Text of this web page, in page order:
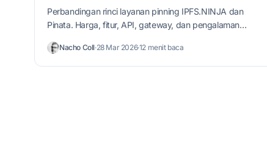
Perbandingan rinci layanan pinning IPFS.NINJA dan
Pinata. Harga, fitur, API, gateway, dan pengalaman
Nacho Coll·28 Mar 2026·12 menit baca